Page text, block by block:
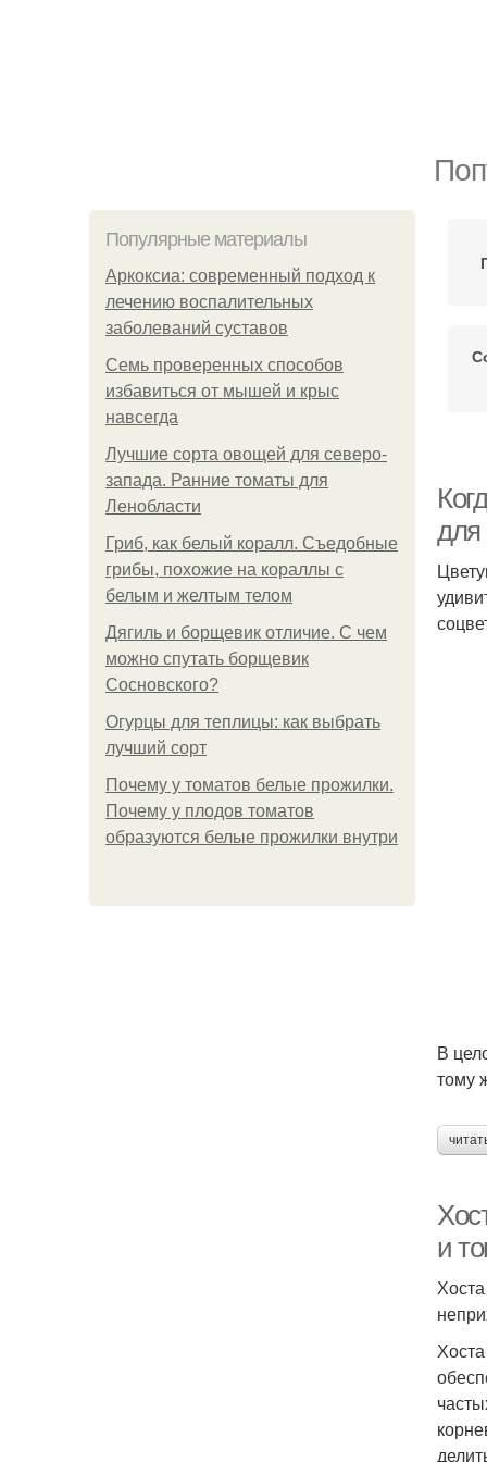
Популярные материалы
Аркоксиа: современный подход к
лечению воспалительных
заболеваний суставов
Семь проверенных способов
избавиться от мышей и крыс
навсегда
Лучшие сорта овощей для северо-
запада. Ранние томаты для
Ленобласти
Гриб, как белый коралл. Съедобные
грибы, похожие на кораллы с
белым и желтым телом
Дягиль и борщевик отличие. С чем
можно спутать борщевик
Сосновского?
Огурцы для теплицы: как выбрать
лучший сорт
Почему у томатов белые прожилки.
Почему у плодов томатов
образуются белые прожилки внутри
для
В
тому
и